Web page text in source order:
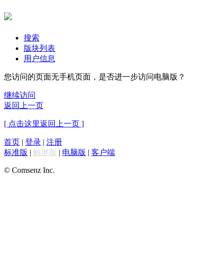
搜索
版块列表
用户信息
您访问的页面无手机页面，是否进一步访问电脑版？
继续访问
返回上一页
[ 点击这里返回上一页 ]
首页 | 登录 | 注册
标准版 | 触屏版 | 电脑版 | 客户端
© Comsenz Inc.